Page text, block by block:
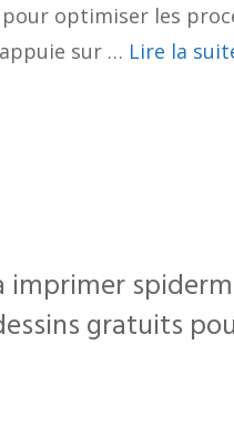
optimiser les
sur … Lire la
imprimer
gratuits